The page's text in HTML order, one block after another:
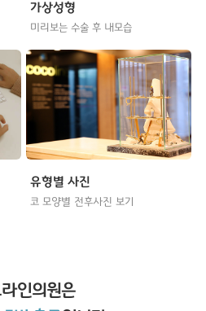
가상성형
미리보는 수술 후 내모습
유형별 사진
코 모양별 전후사진 보기
인의원은